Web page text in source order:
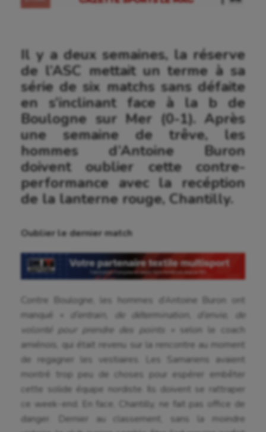
Aéronautique
Athlétisme
Auto
Aviron
Balle à la main
Baseball
Billard
Il y a deux semaines, la réserve
de l’ASC mettait un terme à sa
série de six matchs sans défaite
en s’inclinant face à la b de
Boulogne sur Mer (0-1). Après
une semaine de trêve, les
hommes d’Antoine Buron
doivent oublier cette contre-
performance avec la recéption
de la lanterne rouge, Chantilly.
Oublier le dernier match
Contre Boulogne, les hommes d’Antoine Buron ont
manqué «
d’entrain, de détermination, d’envie, de
volonté pour prendre des points »
selon le coach
amiénois, qui était revenu sur la rencontre au moment
de regagner les vestiaires. Les Samariens avaient
montré trop peu de choses pour espérer embêter
cette solide équipe nordiste. Ils doivent se rattraper
ce week-end. En face, Chantilly, ne fait pas office de
danger. Dernier au classement, sans la moindre